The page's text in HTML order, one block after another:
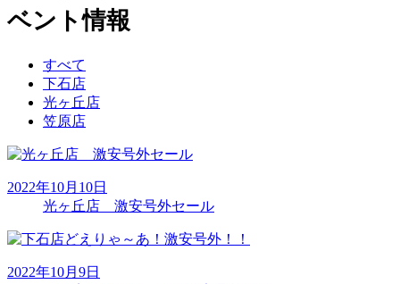
ベント情報
すべて
下石店
光ヶ丘店
笠原店
2022年10月10日
光ヶ丘店 激安号外セール
2022年10月9日